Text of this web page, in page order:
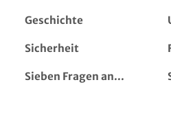
Geschichte
Sicherheit
Sieben Fragen an...